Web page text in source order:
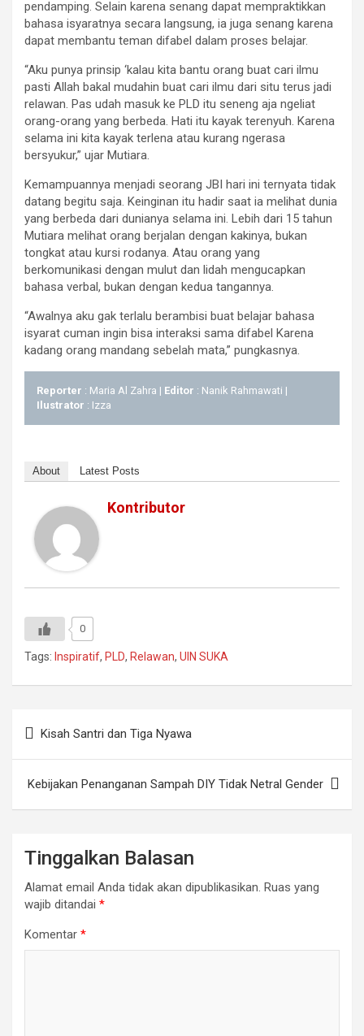
pendamping. Selain karena senang dapat mempraktikkan
bahasa isyaratnya secara langsung, ia juga senang karena
dapat membantu teman difabel dalam proses belajar.
“Aku punya prinsip ‘kalau kita bantu orang buat cari ilmu
pasti Allah bakal mudahin buat cari ilmu dari situ terus jadi
relawan. Pas udah masuk ke PLD itu seneng aja ngeliat
orang-orang yang berbeda. Hati itu kayak terenyuh. Karena
selama ini kita kayak terlena atau kurang ngerasa
bersyukur,” ujar Mutiara.
Kemampuannya menjadi seorang JBI hari ini ternyata tidak
datang begitu saja. Keinginan itu hadir saat ia melihat dunia
yang berbeda dari dunianya selama ini. Lebih dari 15 tahun
Mutiara melihat orang berjalan dengan kakinya, bukan
tongkat atau kursi rodanya. Atau orang yang
berkomunikasi dengan mulut dan lidah mengucapkan
bahasa verbal, bukan dengan kedua tangannya.
“Awalnya aku gak terlalu berambisi buat belajar bahasa
isyarat cuman ingin bisa interaksi sama difabel Karena
kadang orang mandang sebelah mata,” pungkasnya.
Reporter : Maria Al Zahra | Editor : Nanik Rahmawati |
Ilustrator : Izza
About Latest Posts
Kontributor
0
Tags: Inspiratif, PLD, Relawan, UIN SUKA
pos
Kisah Santri dan Tiga Nyawa
Kebijakan Penanganan Sampah DIY Tidak Netral Gender
Tinggalkan Balasan
Alamat email Anda tidak akan dipublikasikan. Ruas yang
wajib ditandai *
Komentar *